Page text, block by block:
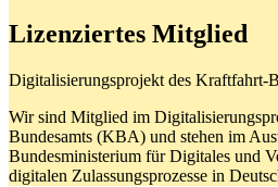
Lizenziertes Mitglied
Digitalisierungsprojekt des Kraftfahrt-
Wir sind Mitglied im
Bundesamts (KBA) und stehen im
Bundesministerium für Digitales und
digitalen Zulassungsprozesse in